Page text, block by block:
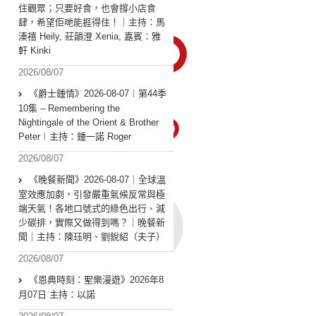
住觀眾；只要好食，也會撐小店食
肆，希望佢哋能捱得住！｜主持：馬
溱禧 Heily, 莊韻澄 Xenia, 嘉賓：雅
軒 Kinki
2026/08/07
《爵士鍾情》2026-08-07︱第44季
10集 – Remembering the
Nightingale of the Orient & Brother
Peter︱主持：鍾一諾 Roger
2026/08/07
《晚餐新聞》2026-08-07｜全球溫
室效應加劇，引發嚴重氣候反常與極
端天氣！各地口號式的綠色出行、減
少碳排，實際又做得到嗎？｜晚餐新
聞｜主持：陳珏明、劉銳紹（夫子）
2026/08/07
《恩典時刻：聖樂漫遊》2026年8
月07日 主持：以諾